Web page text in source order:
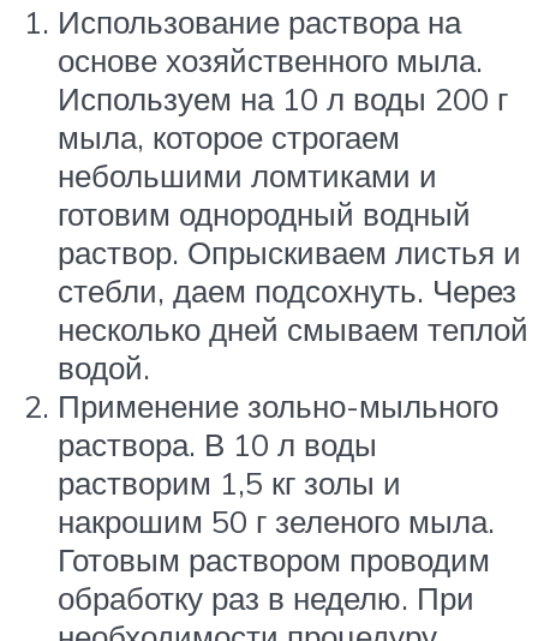
Использование раствора на
основе хозяйственного мыла.
Используем на 10 л воды 200 г
мыла, которое строгаем
небольшими ломтиками и
готовим однородный водный
раствор. Опрыскиваем листья и
стебли, даем подсохнуть. Через
несколько дней смываем теплой
водой.
Применение зольно-мыльного
раствора. В 10 л воды
растворим 1,5 кг золы и
накрошим 50 г зеленого мыла.
Готовым раствором проводим
обработку раз в неделю. При